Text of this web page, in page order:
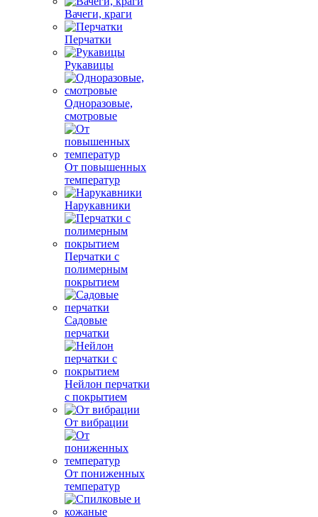
Вачеги, краги
Перчатки
Рукавицы
Одноразовые,
смотровые
От повышенных
температур
Нарукавники
Перчатки с
полимерным
покрытием
Садовые
перчатки
Нейлон перчатки
с покрытием
От вибрации
От пониженных
температур